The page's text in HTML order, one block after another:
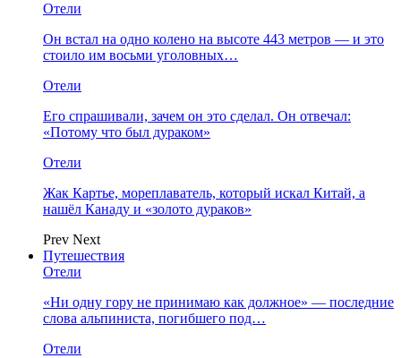
Отели
Он встал на одно колено на высоте 443 метров — и это
стоило им восьми уголовных…
Отели
Его спрашивали, зачем он это сделал. Он отвечал:
«Потому что был дураком»
Отели
Жак Картье, мореплаватель, который искал Китай, а
нашёл Канаду и «золото дураков»
Prev Next
Путешествия
Отели
«Ни одну гору не принимаю как должное» — последние
слова альпиниста, погибшего под…
Отели